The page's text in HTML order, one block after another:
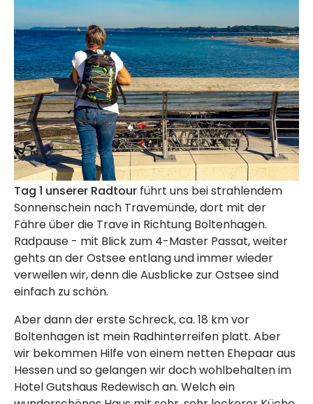
Tag 1 unserer Radtour führt uns bei strahlendem
Sonnenschein nach Travemünde, dort mit der
Fähre über die Trave in Richtung Boltenhagen.
Radpause - mit Blick zum 4-Master Passat, weiter
gehts an der Ostsee entlang und immer wieder
verweilen wir, denn die Ausblicke zur Ostsee sind
einfach zu schön.
Aber dann der erste Schreck, ca. 18 km vor
Boltenhagen ist mein Radhinterreifen platt. Aber
wir bekommen Hilfe von einem netten Ehepaar aus
Hessen und so gelangen wir doch wohlbehalten im
Hotel Gutshaus Redewisch an. Welch ein